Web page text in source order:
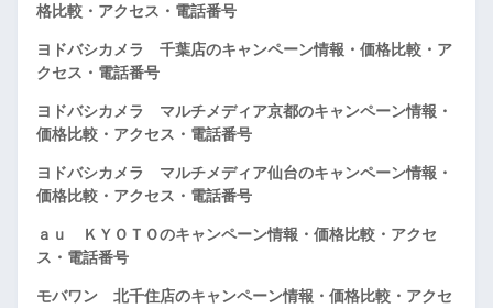
格比較・アクセス・電話番号
ヨドバシカメラ 千葉店のキャンペーン情報・価格比較・ア
クセス・電話番号
ヨドバシカメラ マルチメディア京都のキャンペーン情報・
価格比較・アクセス・電話番号
ヨドバシカメラ マルチメディア仙台のキャンペーン情報・
価格比較・アクセス・電話番号
ａｕ ＫＹＯＴＯのキャンペーン情報・価格比較・アクセ
ス・電話番号
モバワン 北千住店のキャンペーン情報・価格比較・アクセ